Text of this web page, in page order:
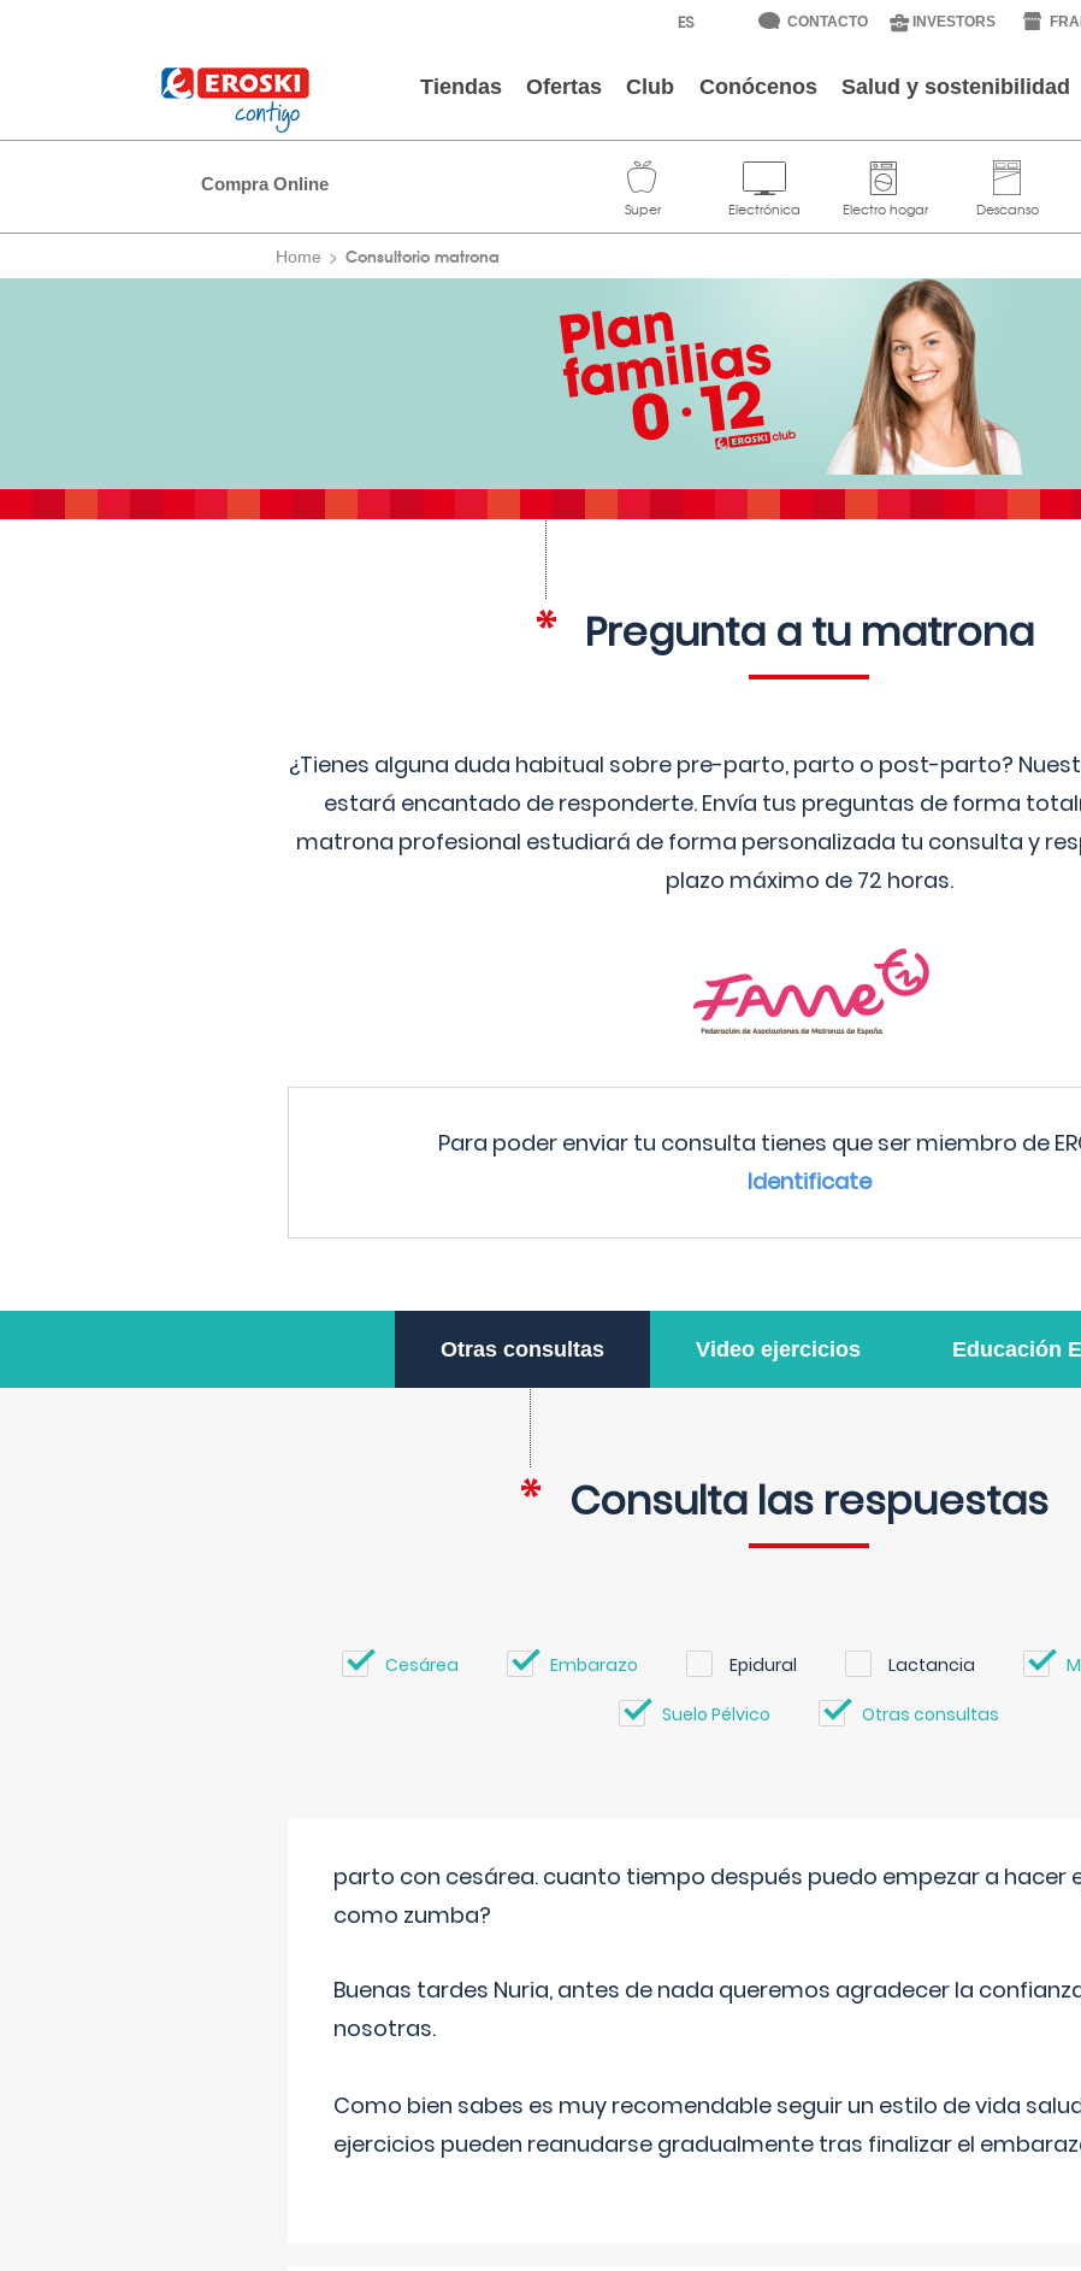
CONTACTO INVESTORS
Tiendas Ofertas Club Conócenos Salud y sostenibilidad
Compra Online
Home Consultorio matrona
Pregunta a tu matrona
¿Tienes alguna duda habitual sobre pre-parto, parto o post-parto?
estará encantado de responderte. Envía tus preguntas de forma
matrona profesional estudiará de forma personalizada tu consulta y
plazo máximo de 72 horas.
Para poder enviar tu consulta tienes que ser miembro de
Identificate
Otras consultas Video ejercicios Educación
Consulta las respuestas
Cesárea Embarazo Epidural Lactancia
Suelo Pélvico Otras consultas
parto con cesárea. cuanto tiempo después puedo empezar a hacer
como zumba?
Buenas tardes Nuria, antes de nada queremos agradecer la
nosotras.
Como bien sabes es muy recomendable seguir un estilo de vida
ejercicios pueden reanudarse gradualmente tras finalizar el